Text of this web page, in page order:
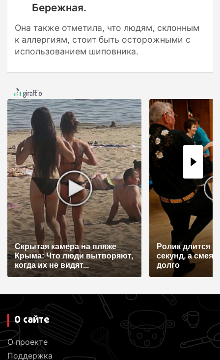
Бережная.
Она также отметила, что людям, склонным
к аллергиям, стоит быть осторожными с
использованием шиповника.
Скрытая камера на пляже
Крыма: Что люди вытворяют,
когда их не видят...
Ролик длится
секунд, а
долго
О сайте
О проекте
Поддержка